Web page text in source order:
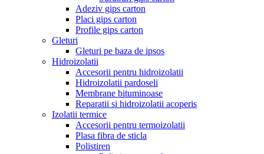
Adeziv gips carton
Placi gips carton
Profile gips carton
Gleturi
Gleturi pe baza de ipsos
Hidroizolatii
Accesorii pentru hidroizolatii
Hidroizolatii pardoseli
Membrane bituminoase
Reparatii si hidroizolatii acoperis
Izolatii termice
Accesorii pentru termoizolatii
Plasa fibra de sticla
Polistiren